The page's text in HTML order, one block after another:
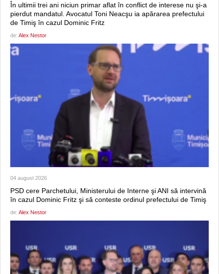
În ultimii trei ani niciun primar aflat în conflict de interese nu şi-a
pierdut mandatul. Avocatul Toni Neacşu ia apărarea prefectului
de Timiş în cazul Dominic Fritz
de: Alex Nestor
04 august 2026
PSD cere Parchetului, Ministerului de Interne şi ANI să intervină
în cazul Dominic Fritz şi să conteste ordinul prefectului de Timiş
de: Alex Nestor